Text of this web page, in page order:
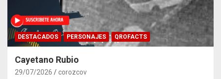
DESTACADOS PERSONAJES QROFACTS
Cayetano Rubio
29/07/2026 corozcov